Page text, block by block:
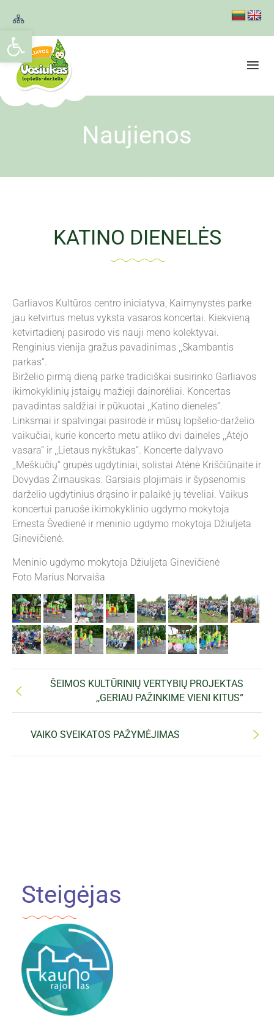
Open toolbar
Naujienos
KATINO DIENELĖS
Garliavos Kultūros centro iniciatyva, Kaimynystės parke
jau ketvirtus metus vyksta vasaros koncertai. Kiekvieną
ketvirtadienį pasirodo vis nauji meno kolektyvai.
Renginius vienija gražus pavadinimas ,,Skambantis
parkas“.
Birželio pirmą dieną parke tradiciškai susirinko Garliavos
ikimokyklinių įstaigų mažieji dainorėliai. Koncertas
pavadintas saldžiai ir pūkuotai ,,Katino dienelės“.
Linksmai ir spalvingai pasirodė ir mūsų lopšelio-darželio
vaikučiai, kurie koncerto metu atliko dvi daineles ,,Atėjo
vasara“ ir ,,Lietaus nykštukas“. Koncerte dalyvavo
,,Meškučių“ grupės ugdytiniai, solistai Atėnė Kriščiūnaitė ir
Dovydas Žirnauskas. Garsiais plojimais ir šypsenomis
darželio ugdytinius drąsino ir palaikė jų tėveliai. Vaikus
koncertui paruošė ikimokyklinio ugdymo mokytoja
Ernesta Švedienė ir meninio ugdymo mokytoja Džiuljeta
Ginevičienė.
Meninio ugdymo mokytoja Džiuljeta Ginevičienė
Foto Marius Norvaiša
VAIKO SVEIKATOS PAŽYMĖJIMAS
ŠEIMOS KULTŪRINIŲ VERTYBIŲ PROJEKTAS
,,GERIAU PAŽINKIME VIENI KITUS“
Steigėjas